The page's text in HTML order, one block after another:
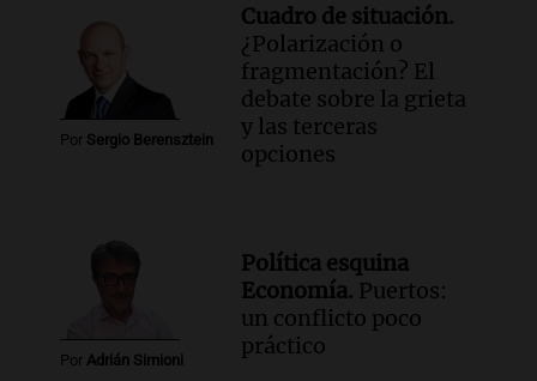
Por Sergio Berensztein
Cuadro de situación.
¿Polarización o
fragmentación? El
debate sobre la grieta
y las terceras
opciones
Por Adrián Simioni
Política esquina
Economía. Puertos:
un conflicto poco
práctico